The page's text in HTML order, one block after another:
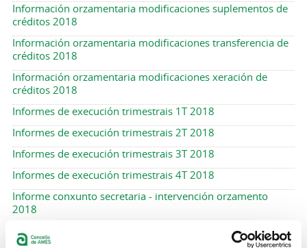
Información orzamentaria modificaciones suplementos de
créditos 2018
Información orzamentaria modificaciones transferencia de
créditos 2018
Información orzamentaria modificaciones xeración de
créditos 2018
Informes de execución trimestrais 1T 2018
Informes de execución trimestrais 2T 2018
Informes de execución trimestrais 3T 2018
Informes de execución trimestrais 4T 2018
Informe conxunto secretaria - intervención orzamento
2018
Informes intervención 2018